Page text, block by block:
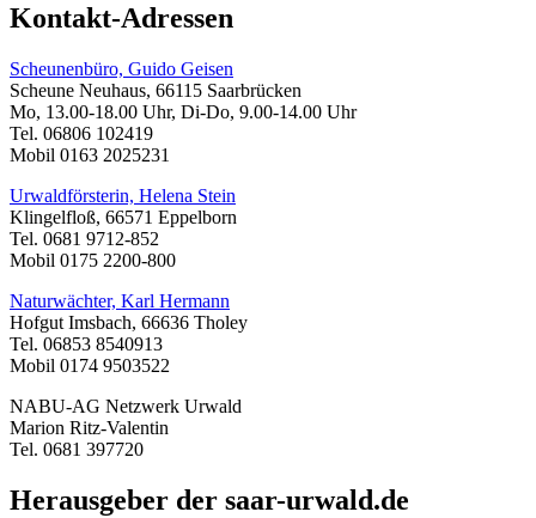
Kontakt-Adressen
Scheunenbüro, Guido Geisen
Scheune Neuhaus, 66115 Saarbrücken
Mo, 13.00-18.00 Uhr, Di-Do, 9.00-14.00 Uhr
Tel. 06806 102419
Mobil 0163 2025231
Urwaldförsterin, Helena Stein
Klingelfloß, 66571 Eppelborn
Tel. 0681 9712-852
Mobil 0175 2200-800
Naturwächter, Karl Hermann
Hofgut Imsbach, 66636 Tholey
Tel. 06853 8540913
Mobil 0174 9503522
NABU-AG Netzwerk Urwald
Marion Ritz-Valentin
Tel. 0681 397720
Herausgeber der saar-urwald.de